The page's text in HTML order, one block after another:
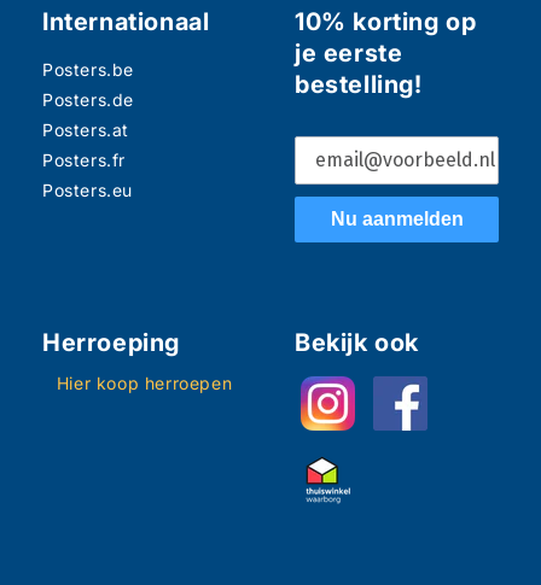
Internationaal
Posters.be
Posters.de
Posters.at
Posters.fr
Posters.eu
10% korting op
je eerste
bestelling!
Nu aanmelden
Herroeping
Hier koop herroepen
Bekijk ook